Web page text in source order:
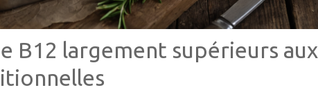
B12 largement supérieurs aux